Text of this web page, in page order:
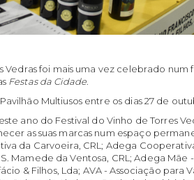
Vedras foi mais uma vez celebrado num
Festas da Cidade
Multiusos entre os dias 27 de
ano do Festival do Vinho de Torres
as suas marcas num espaço
da Carvoeira, CRL; Adega
Mamede da Ventosa, CRL; Adega Mãe
& Filhos, Lda; AVA - Associação para